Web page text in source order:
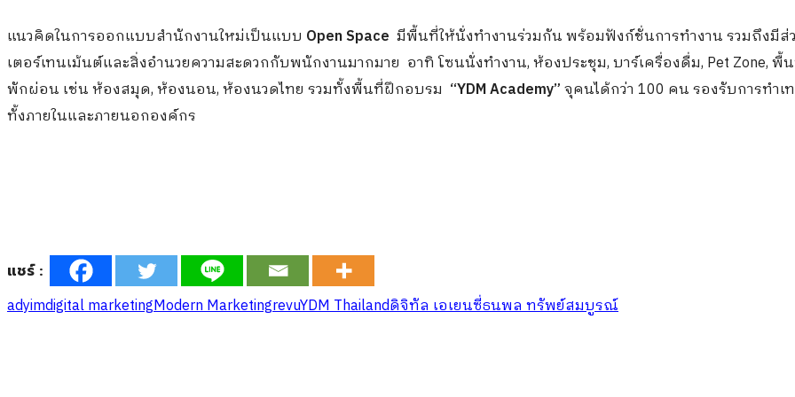
แนวคิดในการออกแบบสำนักงานใหม่เป็นแบบ Open Space มีพื้นที่ให้นั่งทำงานร่วมกัน พร้อมฟังก์ชั่นการทำงาน รวมถึงมีส่
เตอร์เทนเม้นต์และสิ่งอำนวยความสะดวกกับพนักงานมากมาย อาทิ โซนนั่งทำงาน, ห้องประชุม, บาร์เครื่องดื่ม, Pet Zone, พื้
พักผ่อน เช่น ห้องสมุด, ห้องนอน, ห้องนวดไทย รวมทั้งพื้นที่ฝึกอบรม “YDM Academy”จุคนได้กว่า 100 คน รองรับการทำเ
ทั้งภายในและภายนอกองค์กร
แชร์ :
adyimdigital marketingModern MarketingrevuYDM Thailandดิจิทัล เอเยนซี่ธนพล ทรัพย์สมบูรณ์